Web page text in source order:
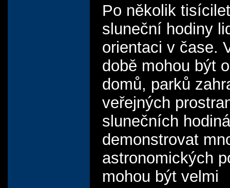
Po několik
sluneční hodiny
orientaci v čase.
době mohou být
domů, parků
veřejných
slunečních
demonstrovat
astronomických
mohou být velmi